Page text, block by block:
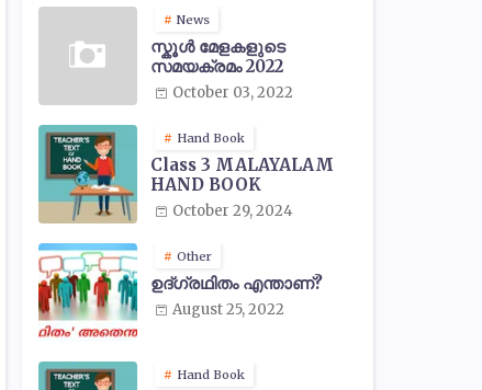
News
സ്കൂൾ മേളകളുടെ
സമയക്രമം 2022
October 03, 2022
Hand Book
Class 3 MALAYALAM
HAND BOOK
October 29, 2024
Other
ഉദ്ഗ്രഥിതം എന്താണ്?
August 25, 2022
Hand Book